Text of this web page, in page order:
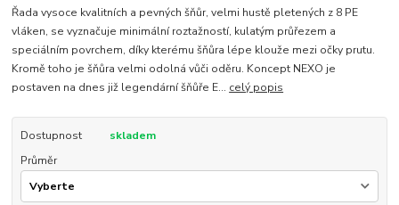
Řada vysoce kvalitních a pevných šňůr, velmi hustě pletených z 8 PE
vláken, se vyznačuje minimální roztažností, kulatým průřezem a
speciálním povrchem, díky kterému šňůra lépe klouže mezi očky prutu.
Kromě toho je šňůra velmi odolná vůči oděru. Koncept NEXO je
postaven na dnes již legendární šňůře E... celý popis
Dostupnost
skladem
Průměr